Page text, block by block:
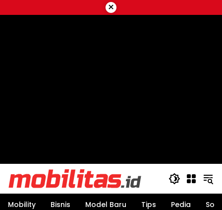
to
×
Mobility Bisnis Model Baru Tips Pedia